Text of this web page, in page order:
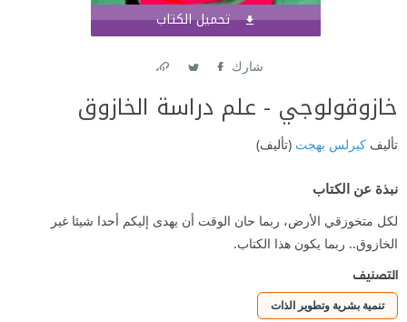
تحميل الكتاب
شارك
خازوقولوجي - علم دراسة الخازوق
تأليف كيرلس بهجت (تأليف)
نبذة عن الكتاب
لكل متخوزقي الأرض، ربما حان الوقت أن يهدى إليكم أحدا شيئا غير
الخازوق.. ربما يكون هذا الكتاب.
التصنيف
تنمية بشرية وتطوير الذات